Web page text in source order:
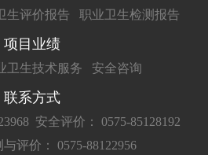
生评价报告 职业卫生检测报告
项目业绩
卫生技术服务 安全咨询
联系方式
安全评价： 0575-85128192
评价： 0575-88122956